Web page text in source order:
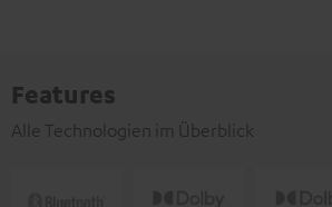
Features
Alle Technologien im Überblick